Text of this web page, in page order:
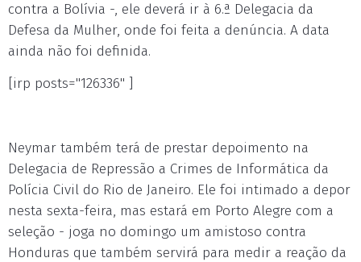
contra a Bolívia -, ele deverá ir à 6.ª Delegacia da
Defesa da Mulher, onde foi feita a denúncia. A data
ainda não foi definida.
[irp posts="126336" ]
Neymar também terá de prestar depoimento na
Delegacia de Repressão a Crimes de Informática da
Polícia Civil do Rio de Janeiro. Ele foi intimado a depor
nesta sexta-feira, mas estará em Porto Alegre com a
seleção - joga no domingo um amistoso contra
Honduras que também servirá para medir a reação da